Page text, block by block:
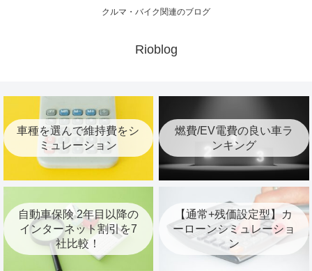
クルマ・バイク関連のブログ
Rioblog
車種を選んで維持費をシ
ミュレーション
燃費/EV電費の良い車ラ
ンキング
自動車保険 2年目以降の
インターネット割引を7
社比較！
【通常+残価設定型】カ
ーローンシミュレーショ
ン